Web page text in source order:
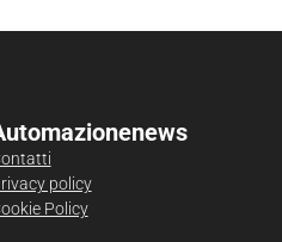
policy
Policy